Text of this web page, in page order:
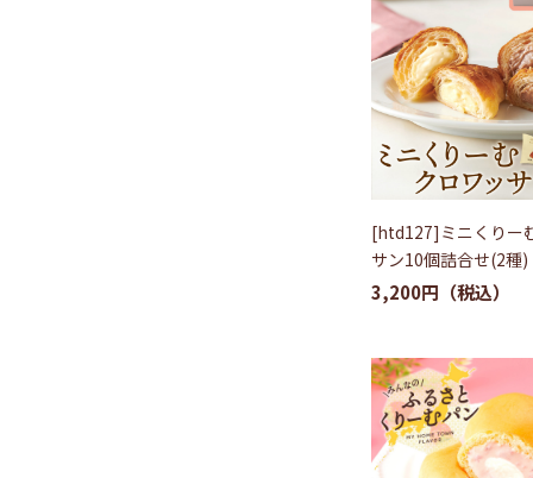
[htd127]ミニくりー
サン10個詰合せ(2種)
3,200円